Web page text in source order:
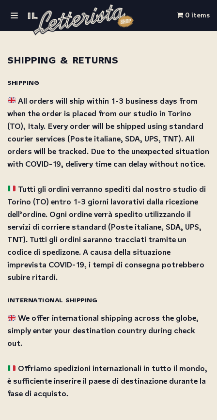
0 items
Shipping & returns
SHIPPING
All orders will ship within 1-3 business days from
when the order is placed from our studio in Torino
(TO), Italy. Every order will be shipped using standard
courier services (Poste italiane, SDA, UPS, TNT). All
orders will be tracked. Due to the unexpected situation
with COVID-19, delivery time can delay without notice.
Tutti gli ordini verranno spediti dal nostro studio di
Torino (TO) entro 1-3 giorni lavorativi dalla ricezione
dell’ordine. Ogni ordine verrà spedito utilizzando il
servizi di corriere standard (Poste italiane, SDA, UPS,
TNT). Tutti gli ordini saranno tracciati tramite un
codice di spedizone. A causa della situazione
imprevista COVID-19, i tempi di consegna potrebbero
subire ritardi.
INTERNATIONAL SHIPPING
We offer international shipping across the globe,
simply enter your destination country during check
out.
Offriamo spedizioni internazionali in tutto il mondo,
è sufficiente inserire il paese di destinazione durante la
fase di acquisto.